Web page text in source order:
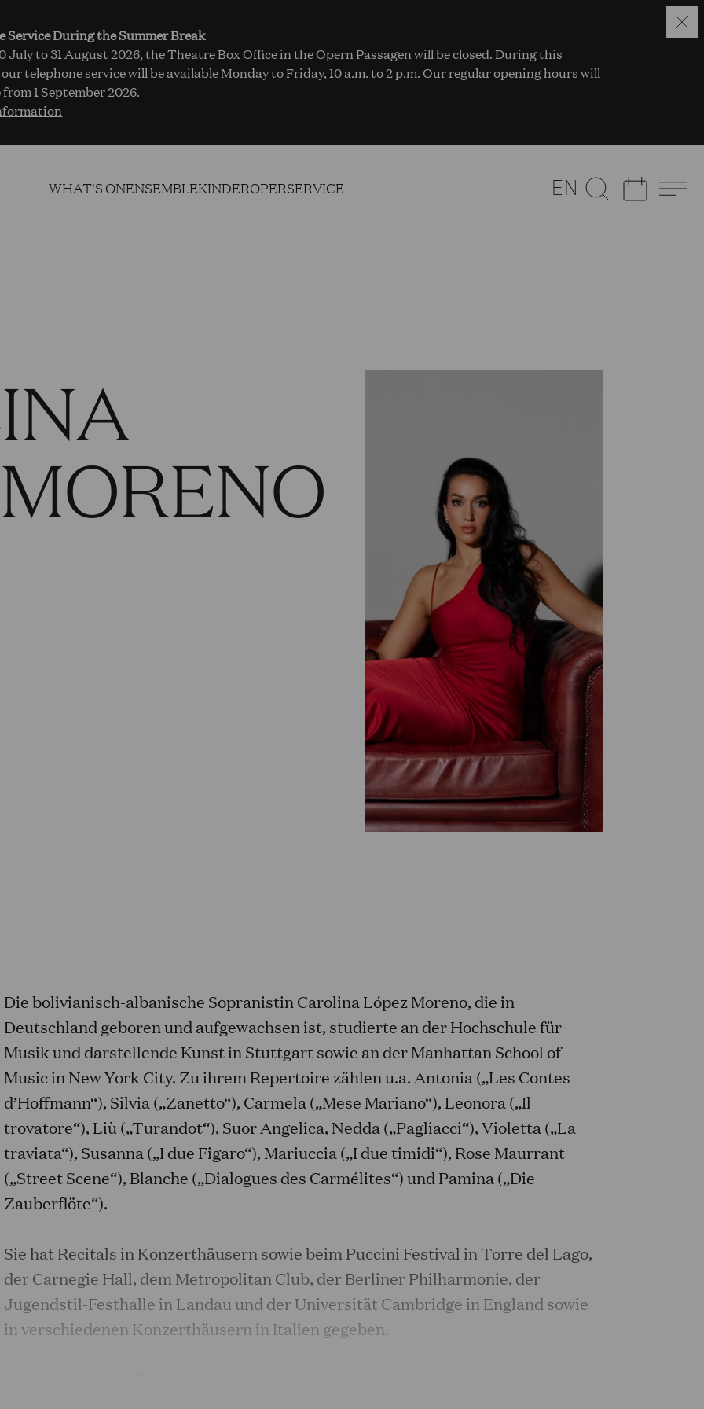
Service During the Summer Break
July to 31 August 2026, the Theatre Box Office in the Opern Passagen will be closed. During this
telephone service will be available Monday to Friday, 10 a.m. to 2 p.m. Our regular opening hours will
1 September 2026.
WHAT'S ONENSEMBLEKINDEROPERSERVICE EN
Die bolivianisch-albanische Sopranistin Carolina López Moreno, die in
Deutschland geboren und aufgewachsen ist, studierte an der Hochschule für
Musik und darstellende Kunst in Stuttgart sowie an der Manhattan School of
Music in New York City. Zu ihrem Repertoire zählen u.a. Antonia („Les Contes
d’Hoffmann“), Silvia („Zanetto“), Carmela („Mese Mariano“), Leonora („Il
trovatore“), Liù („Turandot“), Suor Angelica, Nedda („Pagliacci“), Violetta („La
traviata“), Susanna („I due Figaro“), Mariuccia („I due timidi“), Rose Maurrant
(„Street Scene“), Blanche („Dialogues des Carmélites“) und Pamina („Die
Zauberflöte“).
Sie hat Recitals in Konzerthäusern sowie beim Puccini Festival in Torre del Lago,
der Carnegie Hall, dem Metropolitan Club, der Berliner Philharmonie, der
Jugendstil-Festhalle in Landau und der Universität Cambridge in England sowie
in verschiedenen Konzerthäusern in Italien gegeben.